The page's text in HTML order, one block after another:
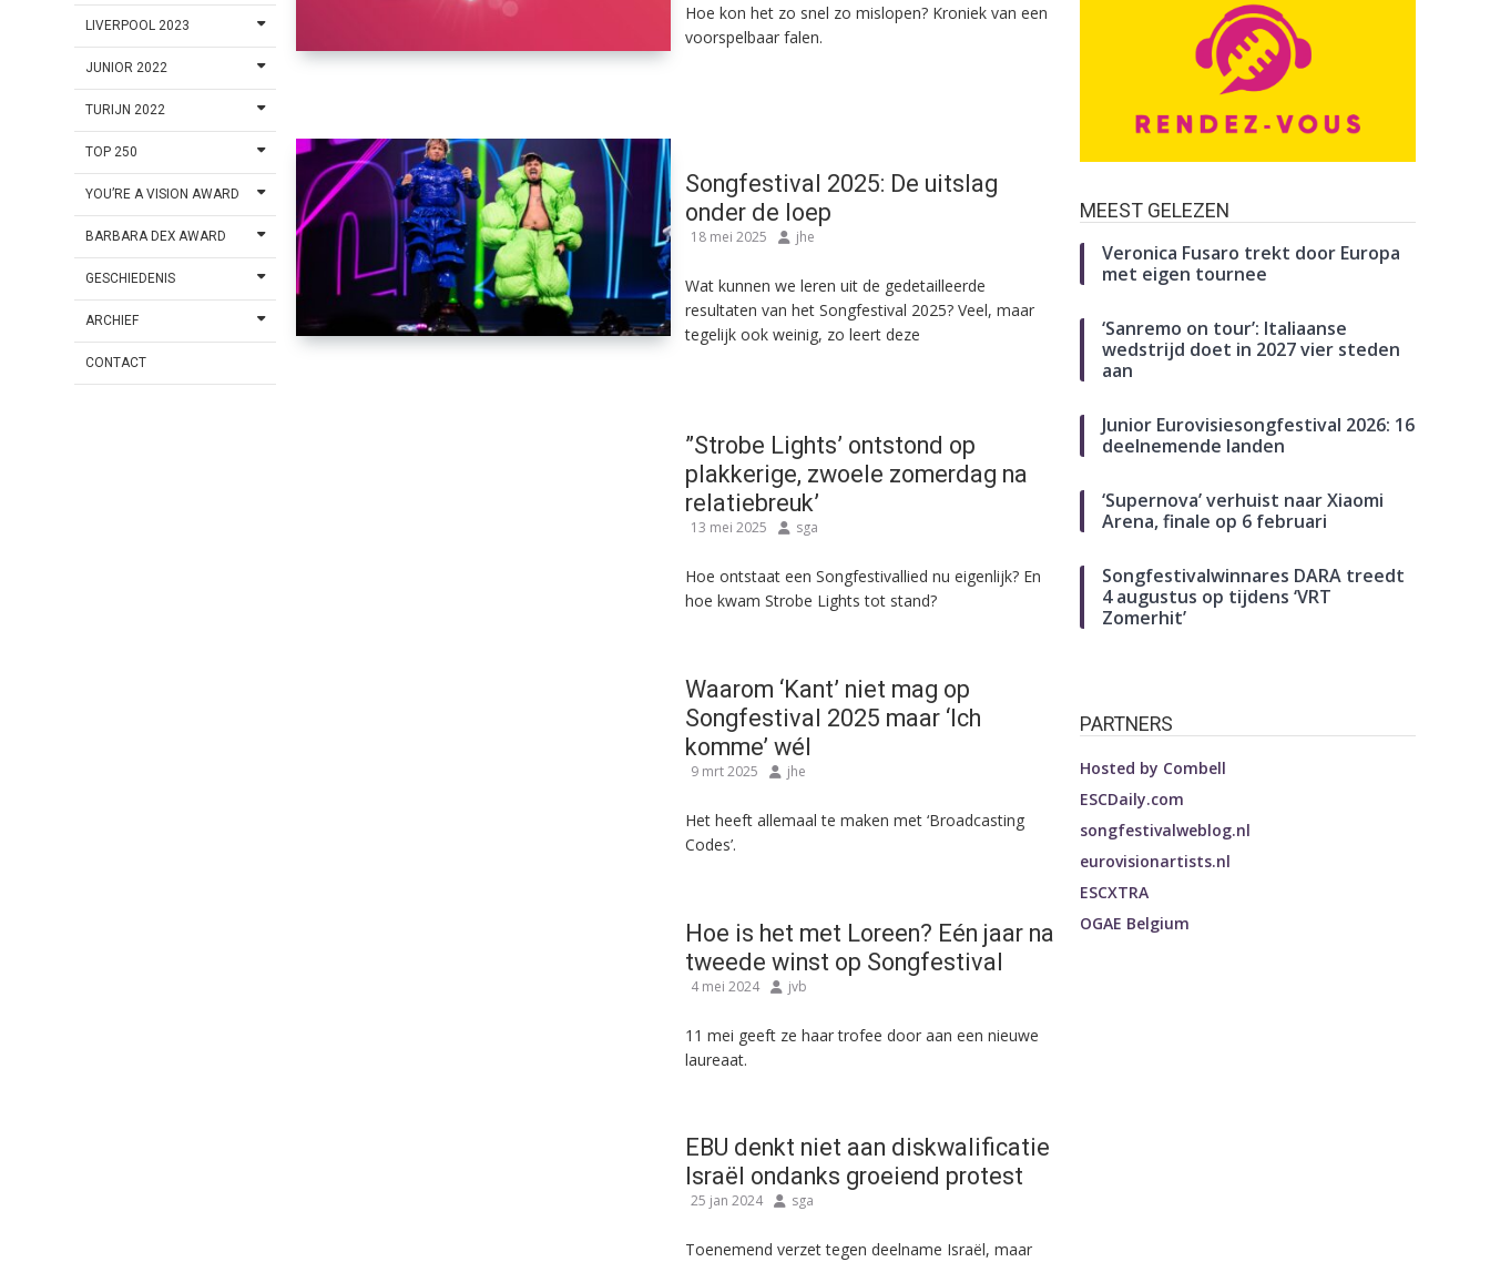
LIVERPOOL 2023
JUNIOR 2022
TURIJN 2022
TOP 250
YOU’RE A VISION AWARD
BARBARA DEX AWARD
GESCHIEDENIS
ARCHIEF
CONTACT
Hoe kon het zo snel zo mislopen? Kroniek van een
voorspelbaar falen.
Songfestival 2025: De uitslag
onder de loep
18 mei 2025 jhe
Wat kunnen we leren uit de gedetailleerde
resultaten van het Songfestival 2025? Veel, maar
tegelijk ook weinig, zo leert deze
”Strobe Lights’ ontstond op
plakkerige, zwoele zomerdag na
relatiebreuk’
13 mei 2025 sga
Hoe ontstaat een Songfestivallied nu eigenlijk? En
hoe kwam Strobe Lights tot stand?
Waarom ‘Kant’ niet mag op
Songfestival 2025 maar ‘Ich
komme’ wél
9 mrt 2025 jhe
Het heeft allemaal te maken met ‘Broadcasting
Codes’.
Hoe is het met Loreen? Eén jaar na
tweede winst op Songfestival
4 mei 2024 jvb
11 mei geeft ze haar trofee door aan een nieuwe
laureaat.
EBU denkt niet aan diskwalificatie
Israël ondanks groeiend protest
25 jan 2024 sga
Toenemend verzet tegen deelname Israël, maar
MEEST GELEZEN
Veronica Fusaro trekt door Europa
met eigen tournee
‘Sanremo on tour’: Italiaanse
wedstrijd doet in 2027 vier steden
aan
Junior Eurovisiesongfestival 2026: 16
deelnemende landen
‘Supernova’ verhuist naar Xiaomi
Arena, finale op 6 februari
Songfestivalwinnares DARA treedt
4 augustus op tijdens ‘VRT
Zomerhit’
PARTNERS
Hosted by Combell
ESCDaily.com
songfestivalweblog.nl
eurovisionartists.nl
ESCXTRA
OGAE Belgium